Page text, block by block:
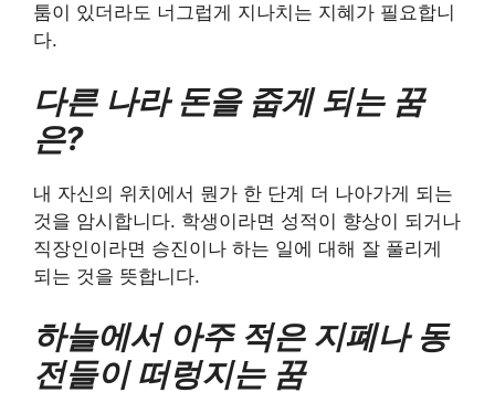
툼이 있더라도 너그럽게 지나치는 지혜가 필요합니
다.
다른 나라 돈을 줍게 되는 꿈
은?
내 자신의 위치에서 뭔가 한 단계 더 나아가게 되는
것을 암시합니다. 학생이라면 성적이 향상이 되거나
직장인이라면 승진이나 하는 일에 대해 잘 풀리게
되는 것을 뜻합니다.
하늘에서 아주 적은 지폐나 동
전들이 떠렁지는 꿈